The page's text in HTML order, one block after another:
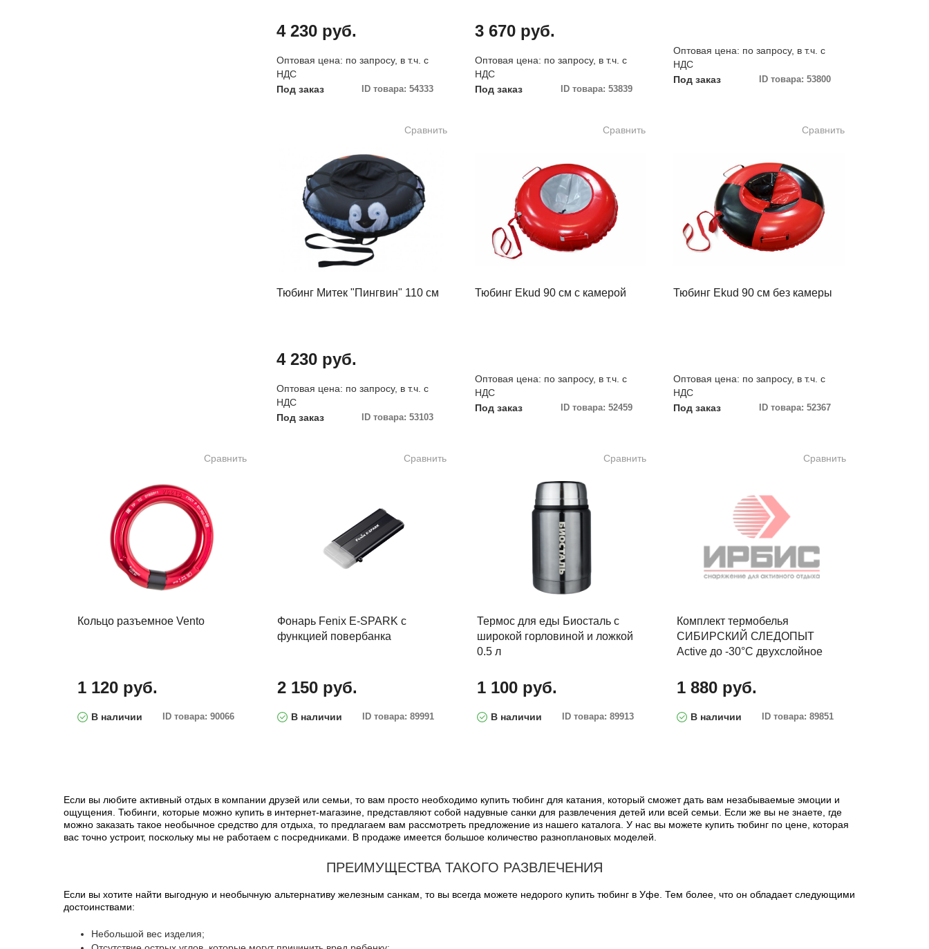
4 230 руб.
Оптовая цена: по запросу, в т.ч. с
НДС
Под заказ
ID товара: 54333
3 670 руб.
Оптовая цена: по запросу, в т.ч. с
НДС
Под заказ
ID товара: 53839
Оптовая цена: по запросу, в т.ч. с
НДС
Под заказ
ID товара: 53800
Сравнить
Тюбинг Митек "Пингвин" 110 см
4 230 руб.
Оптовая цена: по запросу, в т.ч. с
НДС
Под заказ
ID товара: 53103
Сравнить
Тюбинг Ekud 90 см с камерой
Оптовая цена: по запросу, в т.ч. с
НДС
Под заказ
ID товара: 52459
Сравнить
Тюбинг Ekud 90 см без камеры
Оптовая цена: по запросу, в т.ч. с
НДС
Под заказ
ID товара: 52367
Сравнить
Кольцо разъемное Vento
1 120 руб.
В наличии ID товара: 90066
Сравнить
Фонарь Fenix E-SPARK с
функцией повербанка
2 150 руб.
В наличии ID товара: 89991
Сравнить
Термос для еды Биосталь с
широкой горловиной и ложкой
0.5 л
1 100 руб.
В наличии ID товара: 89913
Сравнить
Комплект термобелья
CИБИРСКИЙ СЛЕДОПЫТ
Active до -30°С двухслойное
1 880 руб.
В наличии ID товара: 89851
Если вы любите активный отдых в компании друзей или семьи, то вам просто необходимо купить тюбинг для катания, который сможет дать вам незабываемые эмоции и
ощущения. Тюбинги, которые можно купить в интернет-магазине, представляют собой надувные санки для развлечения детей или всей семьи. Если же вы не знаете, где
можно заказать такое необычное средство для отдыха, то предлагаем вам рассмотреть предложение из нашего каталога. У нас вы можете купить тюбинг по цене, которая
вас точно устроит, поскольку мы не работаем с посредниками. В продаже имеется большое количество разноплановых моделей.
ПРЕИМУЩЕСТВА ТАКОГО РАЗВЛЕЧЕНИЯ
Если вы хотите найти выгодную и необычную альтернативу железным санкам, то вы всегда можете недорого купить тюбинг в Уфе. Тем более, что он обладает следующими
достоинствами:
Небольшой вес изделия;